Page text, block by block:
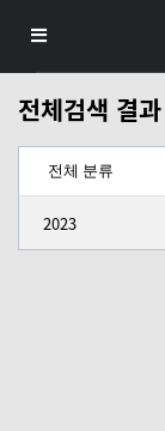
전체검색 결과